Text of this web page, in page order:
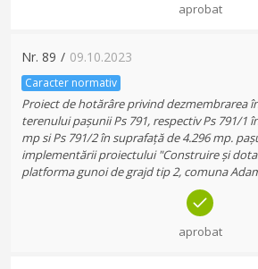
aprobat
Nr. 89 / 09.10.2023
Caracter normativ
Proiect de hotărâre privind dezmembrarea
terenului pașunii Ps 791, respectiv Ps 791/1
mp si Ps 791/2 în suprafață de 4.296 mp.
implementării proiectului "Construire și
platforma gunoi de grajd tip 2, comuna
aprobat